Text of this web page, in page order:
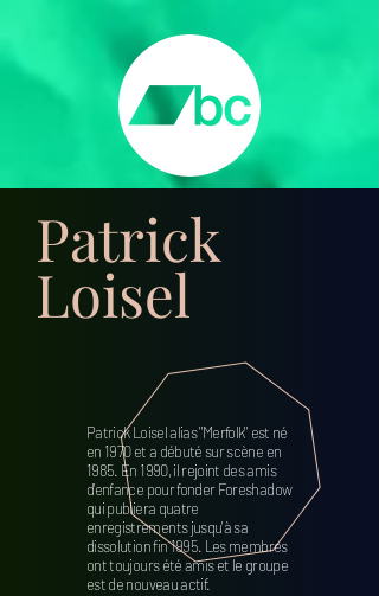
Patrick
Loisel
Patrick Loisel alias ''Merfolk'' est né
en 1970 et a débuté sur scène en
1985. En 1990, il rejoint des amis
d'enfance pour fonder Foreshadow
qui publiera quatre
enregistrements jusqu'à sa
dissolution fin 1995. Les membres
ont toujours été amis et le groupe
est de nouveau actif.